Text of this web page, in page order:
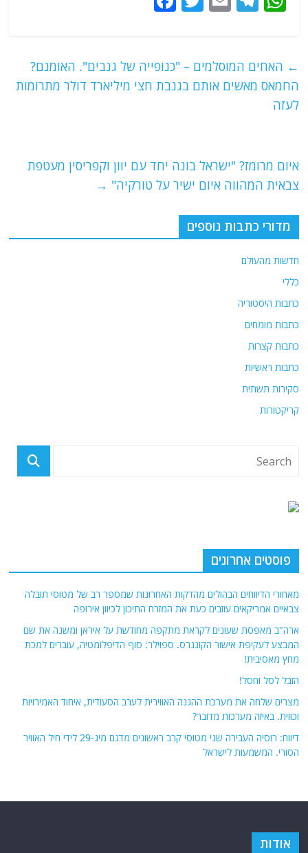
s
A
g
ra
l
er
e
b
k
← האחים המוסלמים – "כנופייה של גנבים". האומנם?
החמאס מאשים אותם בגנבת חצי מיליארד דולר מתרומות
לעזה
איום מרומז? "ישראל בונה יחד עם יוון וקפריסין מעטפת
צבאית המהווה איום ישיר על טורקיה" →
מדורי כתבות נוספים
חדשות מהעולם
כללי
כתבות היסטוריה
כתבות מומחים
כתבות קצרות
כתבות ראשיות
סקירות תשתית
קריקטורות
פוסטים אחרונים
מאחורי הדיווחים הבהולים מהדקות האחרונות שמספר רב של מטוסי תובלה
צבאיים אמריקאים עוזבים כעת את המזרח התיכון לכיוון אירופה
ארה"ב מאפסת שעונים לקראת מתקפה מחודשת על איראן ומשנה את שם
המבצע לעקיפת אישור הקונגרס. ספוילר: סוף הדיפלומטיה, עוברים למכת
מחץ מאסיבית!
הזבל לסל וחסל!
מצרים שלחה את מערכת ההגנה האווירית לערב הסעודית, איחוד האמירויות
וכווית. באיזה מערכות מדובר?
דיווח: רוסיה העבירה שני מטוסי קרב ראשונים מדגם מיג-29 לידי חיל האוויר
הסורי. המשמעות לישראל
אודות